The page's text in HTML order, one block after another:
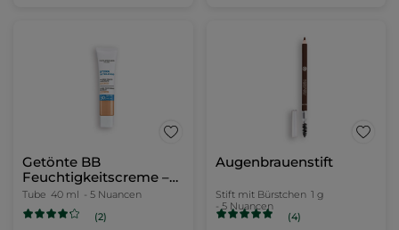
Getönte BB
Feuchtigkeitscreme –
Medium Hell
Tube 40 ml - 5 Nuancen
(2)
Augenbrauenstift
Stift mit Bürstchen 1 g
- 5 Nuancen
(4)